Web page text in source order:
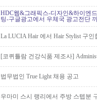
HDC웹&그래픽스-디자인&하이엔
팅-구글광고에서 우체국 광고전단
La LUCIA Hair 에서 Hair Stylist 구인
[코퀴틀람 건강식품 제조사]
법무법인 True Light 채용 공고
우마미 스시 랭리에서 주방 스텝분